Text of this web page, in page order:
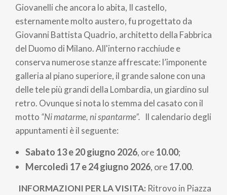
Giovanelli che ancora lo abita, Il castello,
esternamente molto austero, fu progettato da
Giovanni Battista Quadrio, architetto della Fabbrica
del Duomo di Milano. All'interno racchiude e
conserva numerose stanze affrescate: l’imponente
galleria al piano superiore, il grande salone con una
delle tele più grandi della Lombardia, un giardino sul
retro. Ovunque si nota lo stemma del casato con il
motto “Ni matarme, ni spantarme”. Il calendario degli
appuntamenti è il seguente:
Sabato 13 e 20 giugno 2026, ore 10.00;
Mercoledì 17 e 24 giugno 2026, ore 17.00.
INFORMAZIONI PER LA VISITA: Ritrovo in Piazza